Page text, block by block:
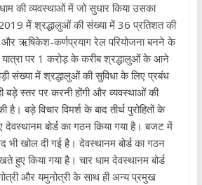
की व्यवस्थाओं में जो सुधार किया उसका
2019 मेें श्रद्धालुओं की संख्या में 36 प्रतिशत की
और ऋषिकेश-कर्णप्रयाग रेल परियोजना बनने के
पर 1 करोड़ के करीब श्रद्धालुओं के आने
संख्या में श्रद्धालुओं की सुविधा के लिए प्रबंध
बड़े स्तर पर करनी होंगी और व्यवस्थाओं की
है। बड़े विचार विमर्श के बाद तीर्थ पुरोहितों के
देवस्थानम बोर्ड का गठन किया गया है। बजट में
भी खोल दी गई है। देवस्थानम बोर्ड का गठन
हुए किया गया है। चार धाम देवस्थानम बोर्ड
और यमुनोत्री के साथ ही अन्य प्रमुख